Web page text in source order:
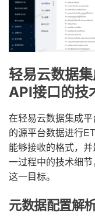
轻易云数据
API接口的技
在轻易云数据集成
的源平台数据进行
能够接收的格式，
一过程中的技术细
这一目标。
元数据配置解